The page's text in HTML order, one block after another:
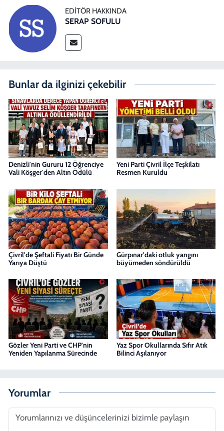
EDITÖR HAKKINDA
SERAP SOFULU
Bunlar da ilginizi çekebilir
Denizli'nin Gururu 12 Öğrenciye
Vali Köşger'den Altın Ödülü
Yeni Parti Çivril İlçe Teşkilatı
Resmen Kuruldu
Çivril'de Şeftali Fiyatı Bir Günde
Yarıya Düştü
Gürpınar'daki otluk yangını
büyümeden söndürüldü
Gözler Yeni Parti ve CHP'nin
Yeniden Yapılanma Sürecinde
Yaz Spor Okullarında Sıfır Atık
Bilinci Aşılanıyor
Yorumlar